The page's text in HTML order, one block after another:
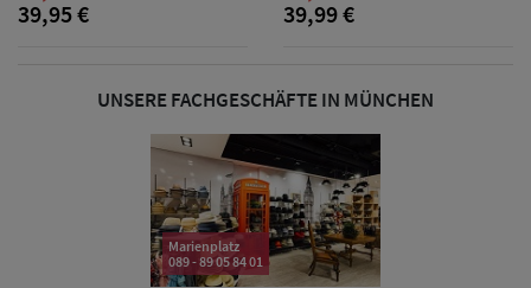
& Visoren
Damen Caps
Großgrößen
39,95 €
39,99 €
UNSERE FACHGESCHÄFTE IN MÜNCHEN
Marienplatz
089 - 89 05 84 01